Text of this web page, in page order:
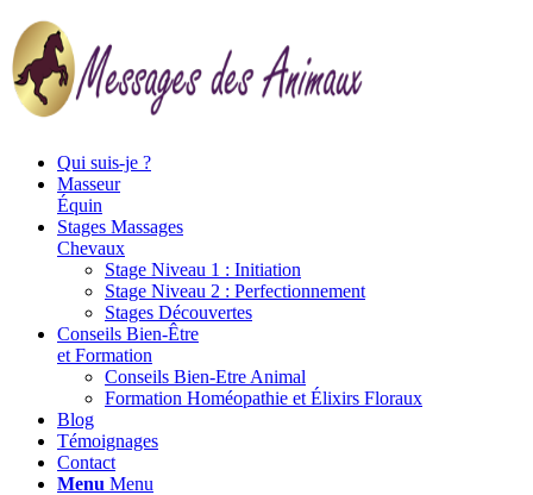
Qui suis-je ?
Masseur
Équin
Stages Massages
Chevaux
Stage Niveau 1 : Initiation
Stage Niveau 2 : Perfectionnement
Stages Découvertes
Conseils Bien-Être
et Formation
Conseils Bien-Etre Animal
Formation Homéopathie et Élixirs Floraux
Blog
Témoignages
Contact
Menu Menu